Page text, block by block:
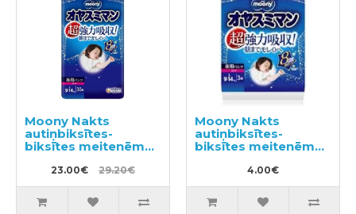
Moony Nakts
autiņbiksītes-
biksītes meitenēm
23.00€ 29.20€
Moony Nakts
autiņbiksītes-
biksītes meitenēm
4.00€